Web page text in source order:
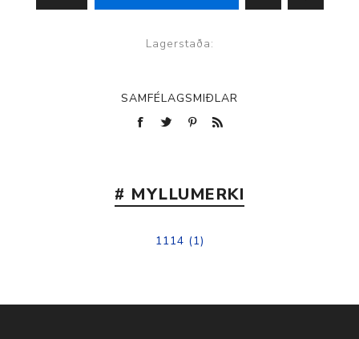
Lagerstaða:
SAMFÉLAGSMIÐLAR
# MYLLUMERKI
1114 (1)